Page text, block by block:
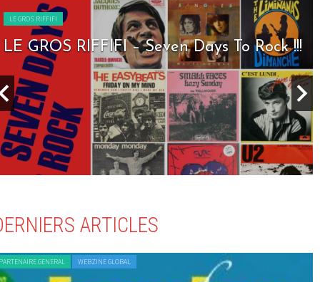
LE GROS RIFFIFI
LE GROS RIFFIFI – Seven Days To Rock !!!
ARTICLES
GENERAL WEBZINE GLOBAL